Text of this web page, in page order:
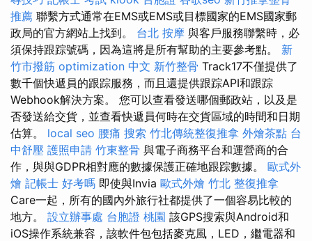
推薦 聯繫方式通常在EMS或EMS或目標國家的EMS國家郵
政局的官方網站上找到。 台北 按摩 與客戶服務聯繫時，必
須保持跟踪號碼，因為這將是所有幫助的主要參考點。 新
竹市撥筋 optimization 中文 新竹整骨 Track17不僅提供了
數千個快遞員的跟踪服務，而且還提供跟踪API和跟踪
Webhook解決方案。 您可以查看發送哪個郵政站，以及是
否發送給交貨，並查看快遞員何時在交貨區域的時間和日期
估算。 local seo 腰痛 搜索 竹北傳統整復推拿 外燴茶點 台
中舒壓 護照申請 竹東整骨 與電子商務平台和運營商的合
作，與與GDPR相對應的數據保護正確地跟踪數據。 歐式外
燴 記帳士 好考嗎 即使與Invia 歐式外燴 竹北 整復推拿
Care一起，所有的國內外旅行社都提供了一個容易比較的
地方。 設立辦事處 台胞證 桃園 該GPS搜索與Android和
iOS操作系統兼容，該軟件包包括麥克風，LED，繼電器和